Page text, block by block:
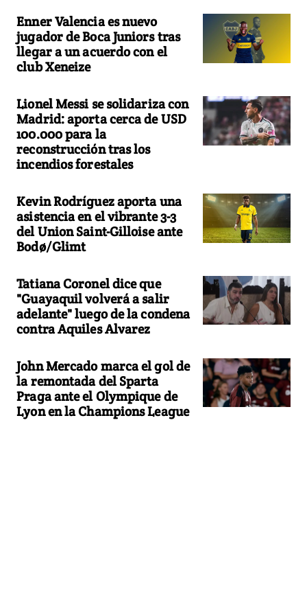
Enner Valencia es nuevo
jugador de Boca Juniors tras
llegar a un acuerdo con el
club Xeneize
Lionel Messi se solidariza con
Madrid: aporta cerca de USD
100.000 para la
reconstrucción tras los
incendios forestales
Kevin Rodríguez aporta una
asistencia en el vibrante 3-3
del Union Saint-Gilloise ante
Bodø/Glimt
Tatiana Coronel dice que
"Guayaquil volverá a salir
adelante" luego de la condena
contra Aquiles Alvarez
John Mercado marca el gol de
la remontada del Sparta
Praga ante el Olympique de
Lyon en la Champions League